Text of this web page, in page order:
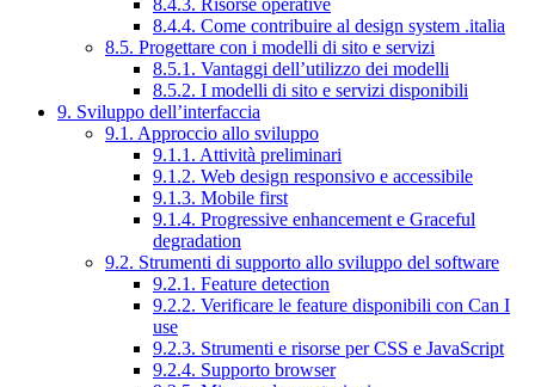
8.4.4. Come contribuire al design system .italia
8.5. Progettare con i modelli di sito e servizi
8.5.1. Vantaggi dell’utilizzo dei modelli
8.5.2. I modelli di sito e servizi disponibili
9. Sviluppo dell’interfaccia
9.1. Approccio allo sviluppo
9.1.1. Attività preliminari
9.1.2. Web design responsivo e accessibile
9.1.3. Mobile first
9.1.4. Progressive enhancement e Graceful
degradation
9.2. Strumenti di supporto allo sviluppo del software
9.2.1. Feature detection
9.2.2. Verificare le feature disponibili con Can I
use
9.2.3. Strumenti e risorse per CSS e JavaScript
9.2.4. Supporto browser